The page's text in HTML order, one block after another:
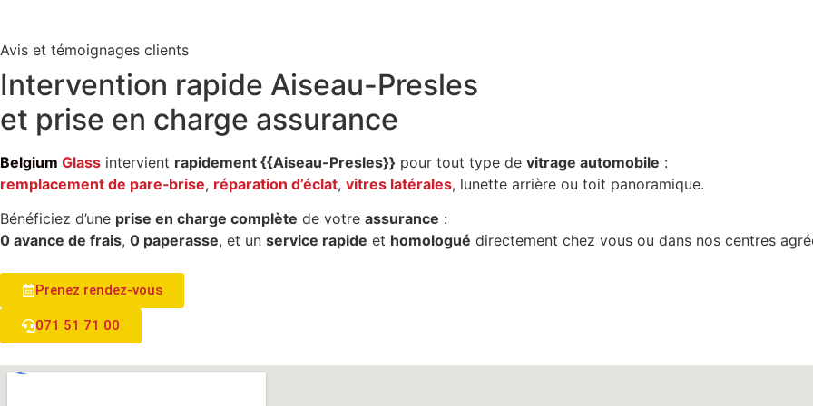
Avis et témoignages clients
Intervention rapide Aiseau-Presles
et prise en charge assurance
Belgium Glass intervient rapidement {{Aiseau-Presles}} pour tout type de vitrage automobile :
remplacement de pare‑brise, réparation d’éclat, vitres latérales, lunette arrière ou toit panoramique.
Bénéficiez d’une prise en charge complète de votre assurance :
0 avance de frais, 0 paperasse, et un service rapide et homologué directement chez vous ou dans nos centres
Prenez rendez-vous
071 51 71 00